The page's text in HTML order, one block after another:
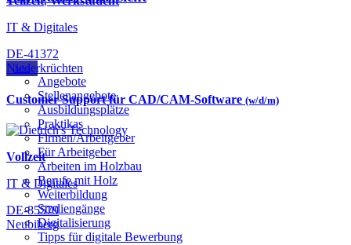
Jobs
Angebote
Stellenangebote
Ausbildungsplätze
Praktikas
Firmen/Arbeitgeber
Für Arbeitgeber
Arbeiten im Holzbau
Berufe mit Holz
Weiterbildung
Studiengänge
Digitalisierung
Tipps für digitale Bewerbung
IT & Digitales
DE-41372
Niederkrüchten
Customer Support für CAD/CAM-Software (w/d/m)
Vollzeit
IT & Digitales
DE-85579
Neubiberg